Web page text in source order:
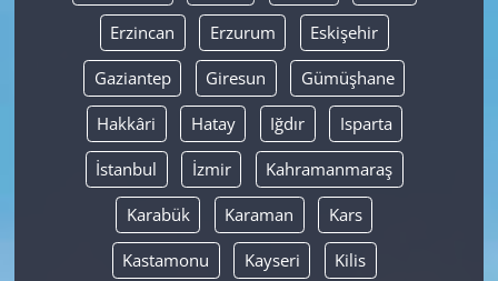
Erzincan Erzurum Eskişehir
Gaziantep Giresun Gümüşhane
Hakkâri Hatay Iğdır Isparta
İstanbul İzmir Kahramanmaraş
Karabük Karaman Kars
Kastamonu Kayseri Kilis